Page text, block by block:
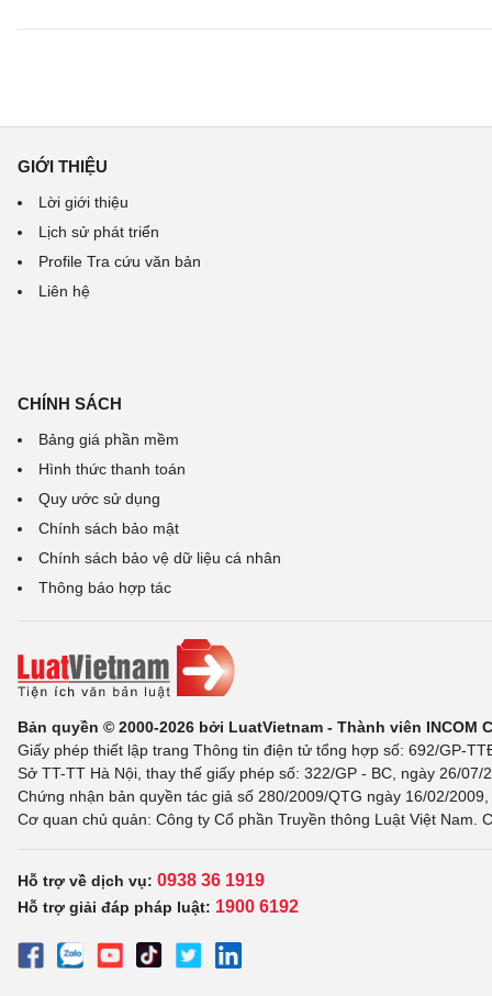
GIỚI THIỆU
Lời giới thiệu
Lịch sử phát triển
Profile Tra cứu văn bản
Liên hệ
CHÍNH SÁCH
Bảng giá phần mềm
Hình thức thanh toán
Quy ước sử dụng
Chính sách bảo mật
Chính sách bảo vệ dữ liệu cá nhân
Thông báo hợp tác
Bản quyền © 2000-2026 bởi LuatVietnam - Thành viên INCOM
Giấy phép thiết lập trang Thông tin điện tử tổng hợp số: 692/GP-
Sở TT-TT Hà Nội, thay thế giấy phép số: 322/GP - BC, ngày 26/
Chứng nhận bản quyền tác giả số 280/2009/QTG ngày 16/02/
Cơ quan chủ quản: Công ty Cổ phần Truyền thông Luật Việt Nam.
Hỗ trợ về dịch vụ: 0938 36 1919
Hỗ trợ giải đáp pháp luật: 1900 6192